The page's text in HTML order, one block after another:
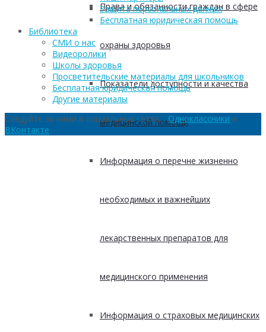
Права и обязанности граждан в сфере
охраны здоровья
Показатели доступности и качества
медицинской помощи
Информация о перечне жизненно
необходимых и важнейших
лекарственных препаратов для
медицинского применения
Информация о страховых медицинских
Защита персональных данных
Бесплатная юридическая помощь
Библиотека
СМИ о нас
Видеоролики
Школы здоровья
Просветительские материалы для школьников
Бесплатная юридическая помощь
Другие материалы
Следуйте за нами в социальных сетях:Одноклассники и
ВКонтакте